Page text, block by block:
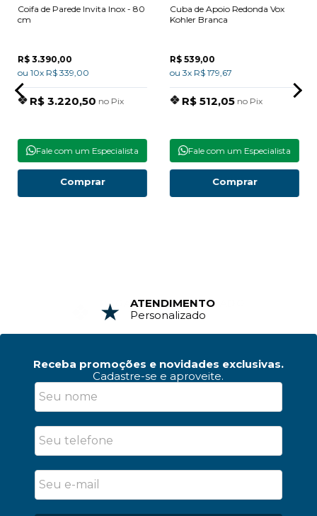
Coifa de Parede Invita Inox - 80
cm
R$ 3.390,00
ou 10x R$ 339,00
R$ 3.220,50 no Pix
Fale com um Especialista
Comprar
Cuba de Apoio Redonda Vox
Kohler Branca
R$ 539,00
ou 3x R$ 179,67
R$ 512,05 no Pix
Fale com um Especialista
Comprar
ATENDIMENTO
Personalizado
Receba promoções e novidades exclusivas.
Cadastre-se e aproveite.